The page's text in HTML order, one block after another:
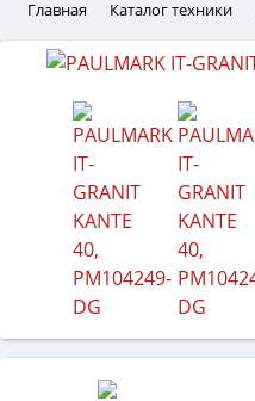
Главная Каталог техники